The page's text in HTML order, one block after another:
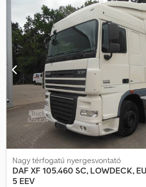
tükör, ködlámpák, központi zár,
opciók és tartozékok = - Ikerkeréktengely -
Dedpfoztgtzsx Aiqsck - Rádió - Tetőablak =
Általános információk Terjedelem: Építés
Tengelykonfiguráció Felfüggesztés:
Gumiabroncs mérete: 315/80 R22.5; Fékek:
Gumiabroncs mérete: 315/80 R22.5 Tengely
mérete: 315/80 R22.5 Tengely 4:
Súlyok Bruttó tömeg: 19.000 kg Hasznos
ÖSSZTÖMEG: 32.000 kg
Nagy térfogatú nyergesvontató
DAF XF 105.460 SC, LOWDECK,
5 EEV